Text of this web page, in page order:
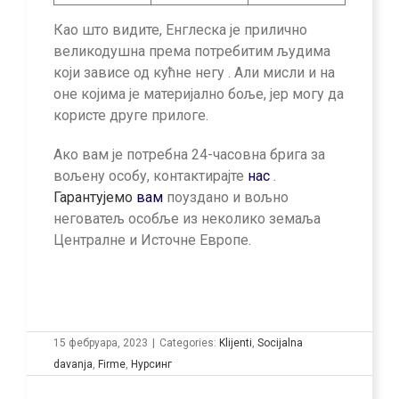
Као што видите, Енглеска је прилично
великодушна према потребитим људима
који зависе од кућне негу . Али мисли и на
оне којима је материјално боље, јер могу да
користе друге прилоге.
Ако вам је потребна 24-часовна брига за
вољену особу, контактирајте нас
Гарантујемо вам поуздано и вољно
неговатељ особље из неколико земаља
Централне и Источне Европе.
15 фебруара, 2023 | Categories: Klijenti Socijalna
davanja Firme Нурсинг